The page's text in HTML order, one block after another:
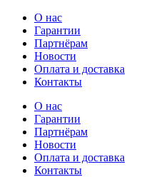
О нас
Гарантии
Партнёрам
Новости
Оплата и доставка
Контакты
О нас
Гарантии
Партнёрам
Новости
Оплата и доставка
Контакты